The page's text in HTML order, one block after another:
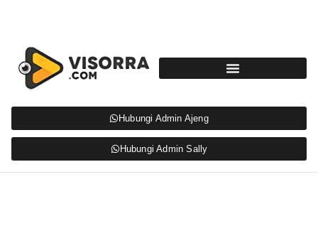
Hubungi Admin Ajeng
Hubungi Admin Sally